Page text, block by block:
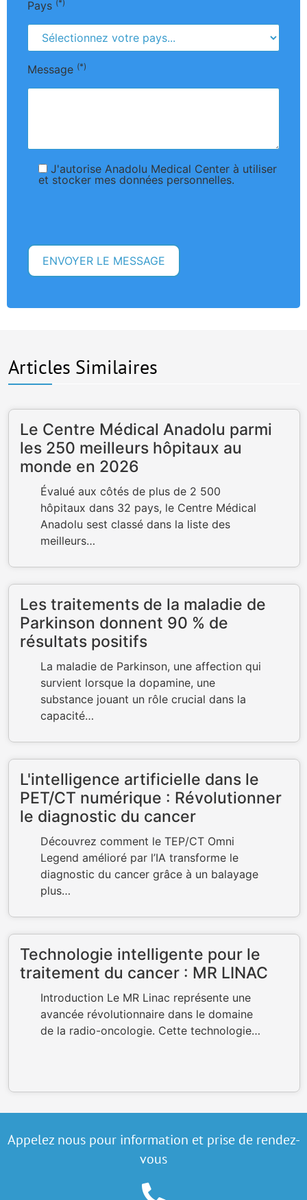
Pays (*)
Message (*)
J'autorise Anadolu Medical Center à utiliser
et stocker mes données personnelles.
Articles Similaires
Le Centre Médical Anadolu parmi
les 250 meilleurs hôpitaux au
monde en 2026
Évalué aux côtés de plus de 2 500
hôpitaux dans 32 pays, le Centre Médical
Anadolu sest classé dans la liste des
meilleurs…
Les traitements de la maladie de
Parkinson donnent 90 % de
résultats positifs
La maladie de Parkinson, une affection qui
survient lorsque la dopamine, une
substance jouant un rôle crucial dans la
capacité…
L'intelligence artificielle dans le
PET/CT numérique : Révolutionner
le diagnostic du cancer
Découvrez comment le TEP/CT Omni
Legend amélioré par l’IA transforme le
diagnostic du cancer grâce à un balayage
plus…
Technologie intelligente pour le
traitement du cancer : MR LINAC
Introduction Le MR Linac représente une
avancée révolutionnaire dans le domaine
de la radio-oncologie. Cette technologie…
Appelez nous pour information et prise de rendez-
vous